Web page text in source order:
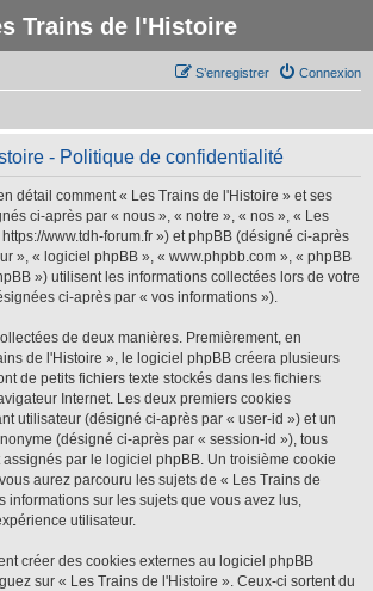
Trains de l'Histoire
Connexion
S’enregistrer
- Politique de confidentialité
détail comment « Les Trains de l'Histoire » et ses
ci-après par « nous », « notre », « nos », « Les
www.tdh-forum.fr ») et phpBB (désigné ci-après
», « logiciel phpBB », « www.phpbb.com », « phpBB
») utilisent les informations collectées lors de votre
ci-après par « vos informations »).
de deux manières. Premièrement, en
de l'Histoire », le logiciel phpBB créera plusieurs
de petits fichiers texte stockés dans les fichiers
Internet. Les deux premiers cookies
utilisateur (désigné ci-après par « user-id ») et un
(désigné ci-après par « session-id »), tous
par le logiciel phpBB. Un troisième cookie
aurez parcouru les sujets de « Les Trains de
informations sur les sujets que vous avez lus,
utilisateur.
créer des cookies externes au logiciel phpBB
sur « Les Trains de l'Histoire ». Ceux-ci sortent du